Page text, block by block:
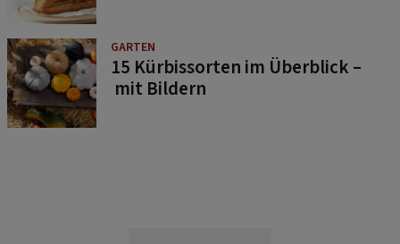
GARTEN
15 Kürbissorten im Überblick –
mit Bildern